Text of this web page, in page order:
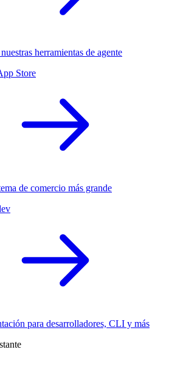
herramientas de agente
Store
de comercio más grande
para desarrolladores, CLI y más